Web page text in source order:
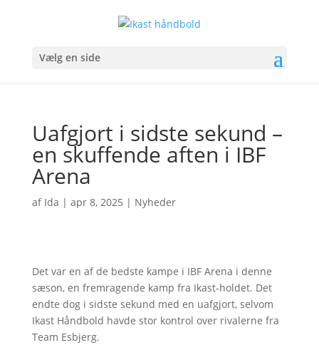
Vælg en side
Uafgjort i sidste sekund –
en skuffende aften i IBF
Arena
af Ida | apr 8, 2025 | Nyheder
Det var en af de bedste kampe i IBF Arena i denne
sæson, en fremragende kamp fra Ikast-holdet. Det
endte dog i sidste sekund med en uafgjort, selvom
Ikast Håndbold havde stor kontrol over rivalerne fra
Team Esbjerg.